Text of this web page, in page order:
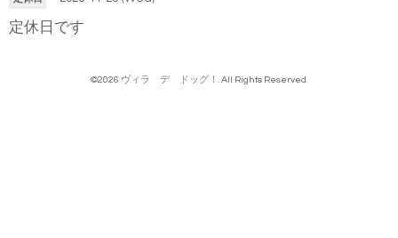
定休日です
©2026 ヴィラ デ ドッグ！ . All Rights Reserved.